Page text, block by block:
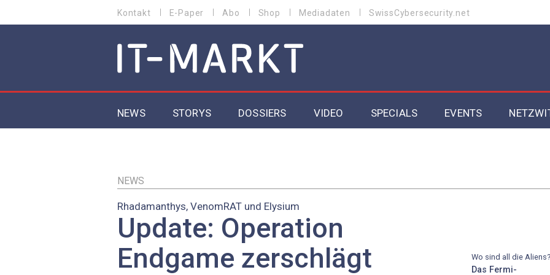
zum
MENU
Kontakt E-Paper Abo Shop Mediadaten SwissCybersecurity.net
MAIN NAVIGATION
NEWS STORYS DOSSIERS
Security
EU-DSGVO
VIDEO SPECIALS EVENTS
NEWS
Rhadamanthys, VenomRAT und Elysium
Update: Operation
Endgame zerschlägt
Wo sind all die Aliens?
Das Fermi-